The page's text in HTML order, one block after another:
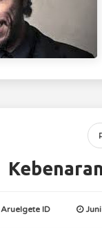
Aruelgete ID